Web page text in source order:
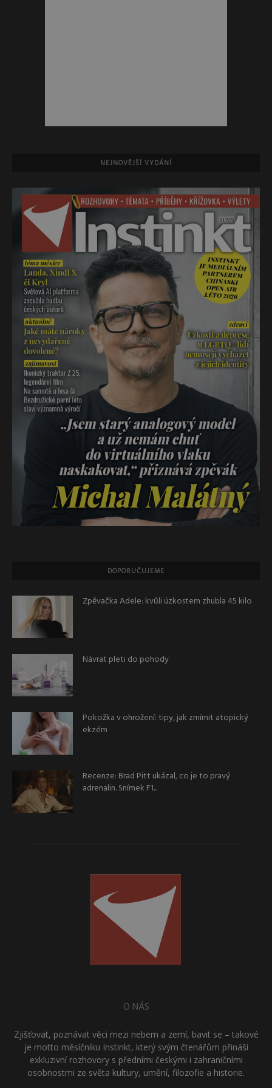
NEJNOVĚJŠÍ VYDÁNÍ
DOPORUČUJEME
Zpěvačka Adele: kvůli úzkostem zhubla 45 kilo
Návrat pleti do pohody
Pokožka v ohrožení: tipy, jak zmírnit atopický
ekzém
Recenze: Brad Pitt ukázal, co je to pravý
adrenalin. Snímek F1...
O NÁS
Zjišťovat, poznávat věci mezi nebem a zemí, bavit se – takové
je motto měsíčníku Instinkt, který svým čtenářům přináší
exkluzivní rozhovory s předními českými i zahraničními
osobnostmi ze světa kultury, umění, filozofie a historie.